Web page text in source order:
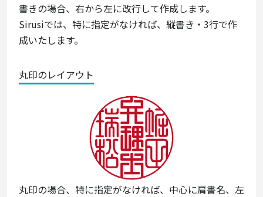
書きの場合、右から左に改行して作成します。
Sirusiでは、特に指定がなければ、縦書き・3行で作
成いたします。
丸印のレイアウト
丸印の場合、特に指定がなければ、中心に肩書名、左